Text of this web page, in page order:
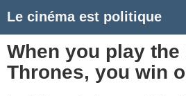
Le cinéma est politique
When you play the
Thrones, you win